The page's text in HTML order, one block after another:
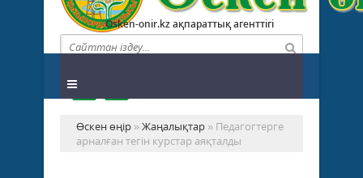
Osken-onir.kz ақпараттық агенттігі
Өскен өңір »Жаңалықтар » Педагогтерге
арналған тегін курстар аяқталды